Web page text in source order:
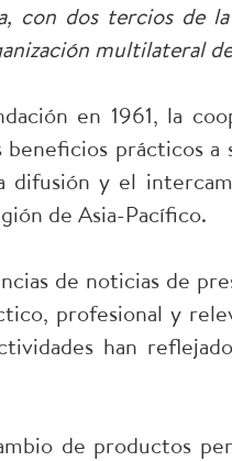
con dos tercios de
multilateral
en 1961, la
prácticos a
difusión y el
de Asia-Pacífico.
de noticias de
profesional y
han
de productos